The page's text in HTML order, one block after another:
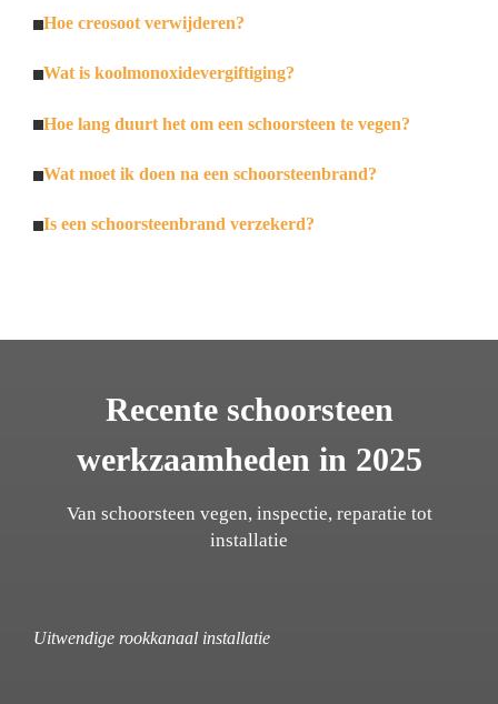
Hoe creosoot verwijderen?
Wat is koolmonoxidevergiftiging?
Hoe lang duurt het om een schoorsteen te vegen?
Wat moet ik doen na een schoorsteenbrand?
Is een schoorsteenbrand verzekerd?
Recente schoorsteen
werkzaamheden in 2025
Van schoorsteen vegen, inspectie, reparatie tot
installatie
Uitwendige rookkanaal installatie